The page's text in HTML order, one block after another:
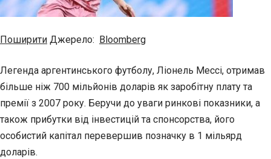
Поширити Джерело: Bloomberg
Легенда аргентинського футболу, Ліонель Мессі, отримав
більше ніж 700 мільйонів доларів як заробітну плату та
премії з 2007 року. Беручи до уваги ринкові показники, а
також прибутки від інвестицій та спонсорства, його
особистий капітал перевершив позначку в 1 мільярд
доларів.